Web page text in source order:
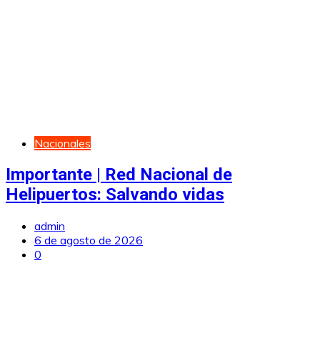
Nacionales
Importante | Red Nacional de
Helipuertos: Salvando vidas
admin
6 de agosto de 2026
0